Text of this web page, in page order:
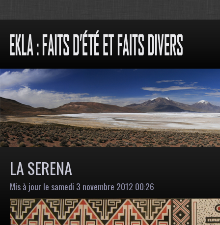
LA SERENA
Mis à jour le samedi 3 novembre 2012 00:26